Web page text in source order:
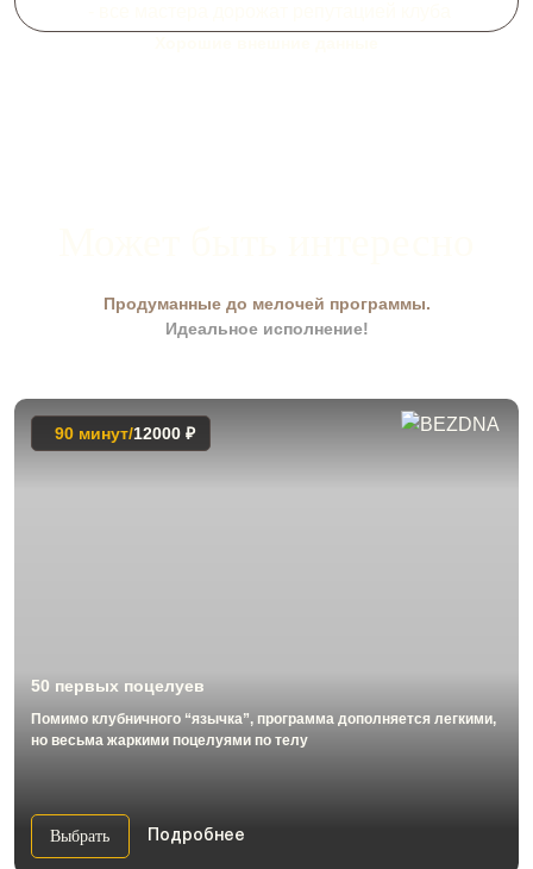
Продуманные до мелочей программы.
Идеальное исполнение!
90 минут/12000 ₽
50 первых поцелуев
Помимо клубничного “язычка”, программа дополняется легкими,
но весьма жаркими поцелуями по телу
Выбрать Подробнее